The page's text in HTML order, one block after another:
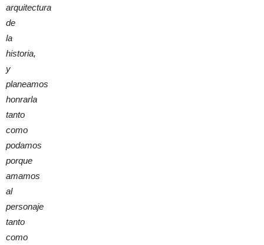
arquitectura
de
la
historia,
y
planeamos
honrarla
tanto
como
podamos
porque
amamos
al
personaje
tanto
como